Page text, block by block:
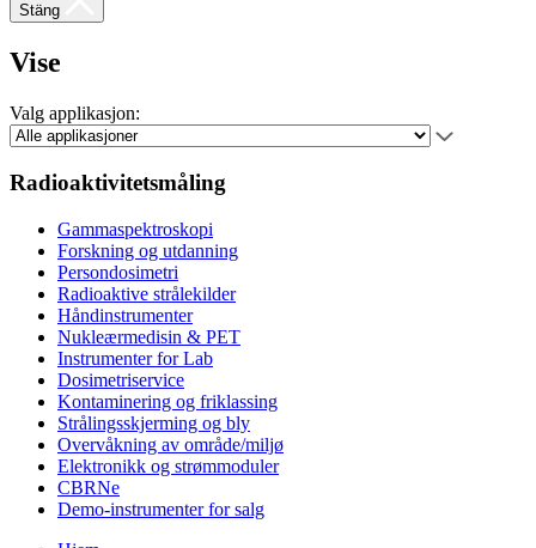
Stäng
Vise
Valg applikasjon:
Radioaktivitetsmåling
Gammaspektroskopi
Forskning og utdanning
Persondosimetri
Radioaktive strålekilder
Håndinstrumenter
Nukleærmedisin & PET
Instrumenter for Lab
Dosimetriservice
Kontaminering og friklassing
Strålingsskjerming og bly
Overvåkning av område/miljø
Elektronikk og strømmoduler
CBRNe
Demo-instrumenter for salg